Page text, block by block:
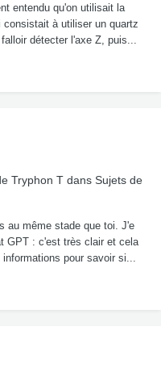
entendu qu'on utilisait la
à utiliser un quartz
détecter l'axe Z, puis...
Tryphon T dans Sujets de
au même stade que toi. J'e
GPT : c'est très clair et cela
pour savoir si...